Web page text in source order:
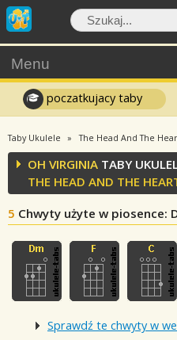
Menu
poczatkujacy taby
Taby Ukulele The Head And The
OH VIRGINIA TABY
THE HEAD AND THE
5 Chwyty użyte w piosence:
Sprawdź te chwyty w